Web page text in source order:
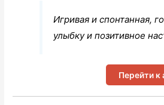
Игривая и спонтанная,
улыбку и позитивное
Перейти к